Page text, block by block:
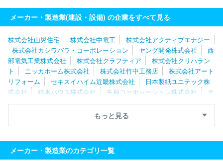
会社朝日工業社
株式会社きんでん タマホーム株式会社
メーカー・製造業(建設・設備) の企業をすべて見る
株式会社山晃住宅 株式会社中電工
株式会社アクティブエナジー
株式会社カシワバラ・コーポレーション
ヤング開発株式会社
西
部電気工業株式会社
株式会社クラフティア
株式会社クリハラン
ト
ニッカホーム株式会社 株式会社竹中工務店
株式会社アート
リフォーム
セキスイハイム近畿株式会社
日本製紙ユニテック株
式会社
積水ハウス株式会社 生和コーポレーション株式会社
テ
レニシ株式会社
株式会社トーエネック 株式会社ナサホーム
株
大和ハウスリフォーム株式会社
株式会社きんで
ん
村組
ダイダン株式会社 株式会社ＪＲ西日本レールテック
シー
キューブ株式会社
大和ハウス工業株式会社
もっと見る
メーカー・製造業のカテゴリ一覧